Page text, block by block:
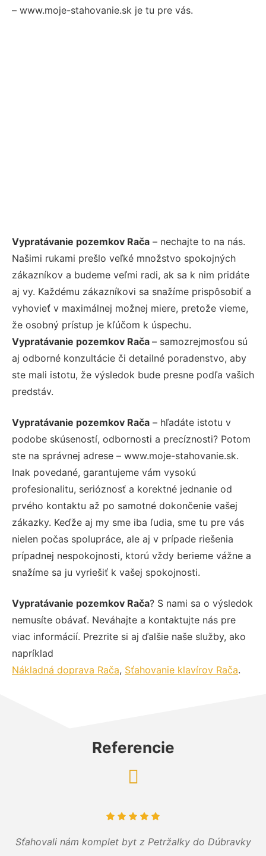
– www.moje-stahovanie.sk je tu pre vás.
Vypratávanie pozemkov Rača – nechajte to na nás.
Našimi rukami prešlo veľké množstvo spokojných
zákazníkov a budeme veľmi radi, ak sa k nim pridáte
aj vy. Každému zákazníkovi sa snažíme prispôsobiť a
vyhovieť v maximálnej možnej miere, pretože vieme,
že osobný prístup je kľúčom k úspechu.
Vypratávanie pozemkov Rača – samozrejmosťou sú
aj odborné konzultácie či detailné poradenstvo, aby
ste mali istotu, že výsledok bude presne podľa vašich
predstáv.
Vypratávanie pozemkov Rača – hľadáte istotu v
podobe skúseností, odbornosti a precíznosti? Potom
ste na správnej adrese – www.moje-stahovanie.sk.
Inak povedané, garantujeme vám vysokú
profesionalitu, serióznosť a korektné jednanie od
prvého kontaktu až po samotné dokončenie vašej
zákazky. Keďže aj my sme iba ľudia, sme tu pre vás
nielen počas spolupráce, ale aj v prípade riešenia
prípadnej nespokojnosti, ktorú vždy berieme vážne a
snažíme sa ju vyriešiť k vašej spokojnosti.
Vypratávanie pozemkov Rača? S nami sa o výsledok
nemusíte obávať. Neváhajte a kontaktujte nás pre
viac informácií. Prezrite si aj ďalšie naše služby, ako
napríklad
Nákladná doprava Rača, Sťahovanie klavírov Rača.
Referencie
Sťahovali nám komplet byt z Petržalky do Dúbravky